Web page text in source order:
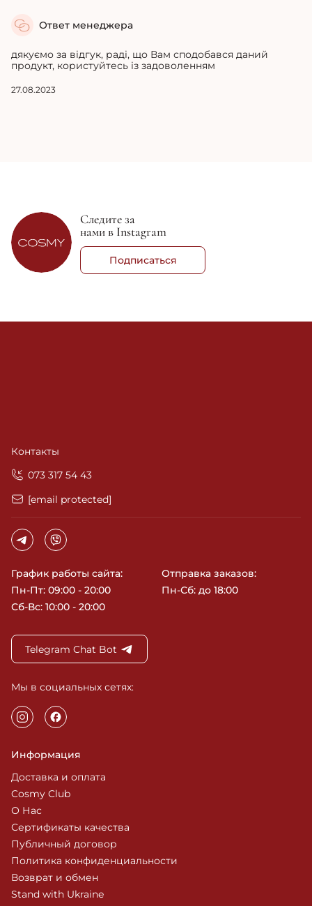
Ответ менеджера
дякуємо за відгук, раді, що Вам сподобався даний
продукт, користуйтесь із задоволенням
27.08.2023
Следите за
нами в Instagram
Подписаться
Контакты
‎073 317 54 43
[email protected]
График работы сайта:
Пн-Пт: 09:00 - 20:00
Сб-Вс: 10:00 - 20:00
Отправка заказов:
Пн-Сб: до 18:00
Telegram Chat Bot
Мы в социальных сетях:
Информация
Доставка и оплата
Cosmy Club
О Нас
Сертификаты качества
Публичный договор
Политика конфиденциальности
Возврат и обмен
Stand with Ukraine